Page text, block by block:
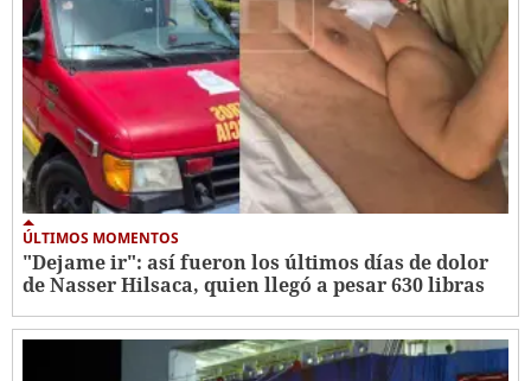
ÚLTIMOS MOMENTOS
"Dejame ir": así fueron los últimos días de dolor
de Nasser Hilsaca, quien llegó a pesar 630 libras